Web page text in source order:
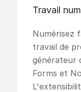
Travail
Numérisez
travail de
générateur
Forms et